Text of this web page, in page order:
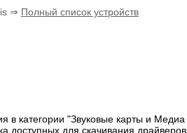
⇒ Полный список устройств
в категории "Звуковые карты и Медиа
доступных для скачивания драйверов,